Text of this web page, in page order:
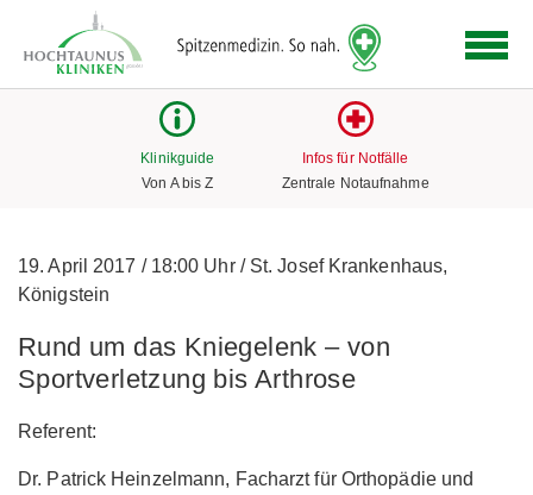
Link
zur
Klinikguide
Von A bis Z
Infos für Notfälle
Zentrale Notaufnahme
19. April 2017 /18:00 Uhr /St. Josef Krankenhaus,
Königstein
Rund um das Kniegelenk – von
Sportverletzung bis Arthrose
Referent:
Dr. Patrick Heinzelmann, Facharzt für Orthopädie und